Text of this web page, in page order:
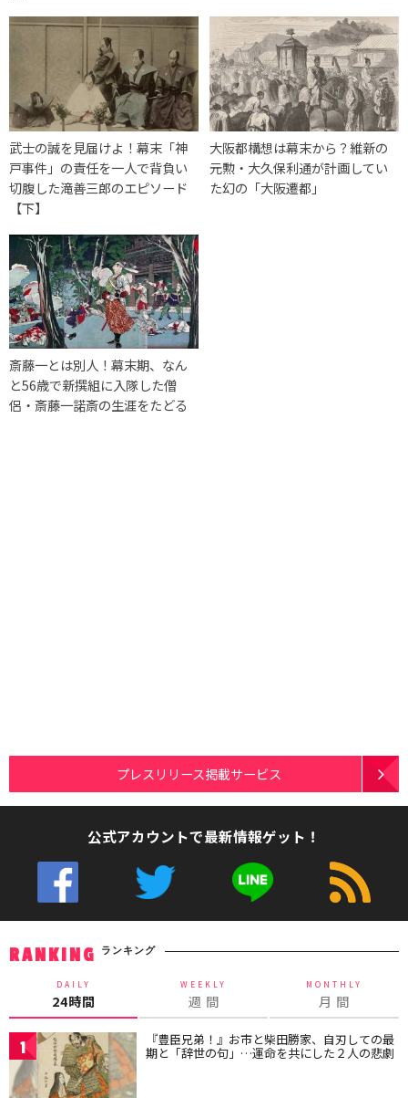
武士の誠を見届けよ！幕末「神
戸事件」の責任を一人で背負い
切腹した滝善三郎のエピソード
【下】
大阪都構想は幕末から？維新の
元勲・大久保利通が計画してい
た幻の「大阪遷都」
斎藤一とは別人！幕末期、なん
と56歳で新撰組に入隊した僧
侶・斎藤一諾斎の生涯をたどる
プレスリリース掲載サービス
公式アカウントで最新情報ゲット！
RANKING ランキング
DAILY
24時間
WEEKLY
週 間
MONTHLY
月 間
1 『豊臣兄弟！』お市と柴田勝家、自刃しての最
期と「辞世の句」…運命を共にした２人の悲劇